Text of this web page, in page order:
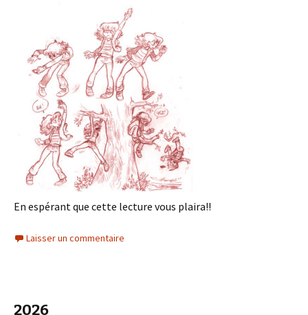
En espérant que cette lecture vous plaira!!
Laisser un commentaire
2026